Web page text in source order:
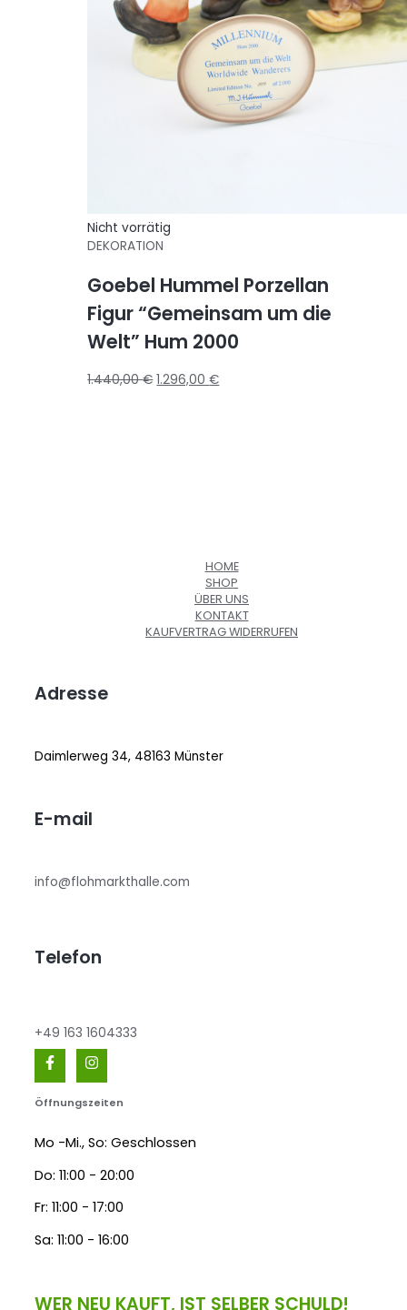
Nicht vorrätig
DEKORATION
Goebel Hummel Porzellan
Figur “Gemeinsam um die
Welt” Hum 2000
1.440,00€ 1.296,00€
HOME
SHOP
ÜBER UNS
KONTAKT
KAUFVERTRAG WIDERRUFEN
Adresse
Daimlerweg 34, 48163 Münster
E-mail
info@flohmarkthalle.com
Telefon
+49 163 1604333
Öffnungszeiten
Mo -Mi., So: Geschlossen
Do: 11:00 - 20:00
Fr: 11:00 - 17:00
Sa: 11:00 - 16:00
WER NEU KAUFT, IST SELBER SCHULD!